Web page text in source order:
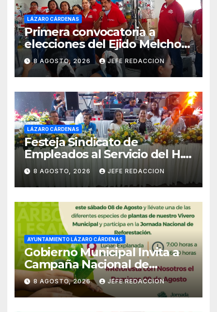
LÁZARO CÁRDENAS
Primera convocatoria a
elecciones del Ejido Melchor
Ocampo en Lázaro Cárdenas
el domingo
8 AGOSTO, 2026 JEFE REDACCION
LÁZARO CÁRDENAS
Festeja Sindicato de
Empleados al Servicio del H.
Ayuntamiento de LZC Día del
Empleado Municipal
8 AGOSTO, 2026 JEFE REDACCION
AYUNTAMIENTO LÁZARO CÁRDENAS
Gobierno Municipal Invita a
Campaña Nacional de
Reforestación
8 AGOSTO, 2026 JEFE REDACCION